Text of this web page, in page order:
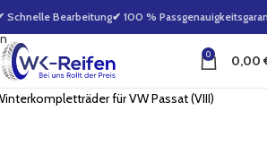
Bearbeitung✔ 100 %
0 0,00
für VW Passat (VIII)